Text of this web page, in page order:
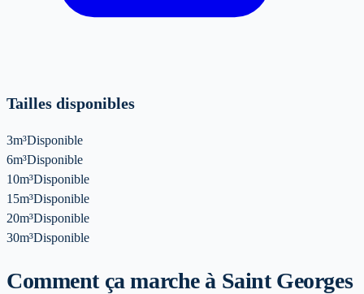
Tailles disponibles
3m³Disponible
6m³Disponible
10m³Disponible
15m³Disponible
20m³Disponible
30m³Disponible
Comment ça marche à Saint Georges